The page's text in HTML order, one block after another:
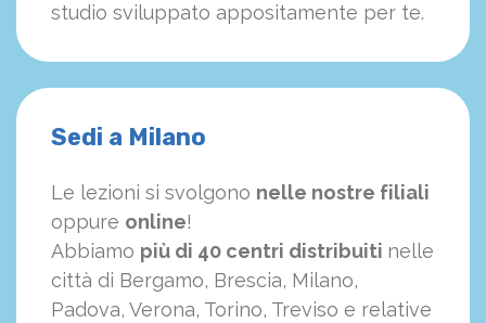
studio sviluppato appositamente per te.
Sedi a Milano
Le lezioni si svolgono nelle nostre filiali
oppure online!
Abbiamo più di 40 centri distribuiti nelle
città di Bergamo, Brescia, Milano,
Padova, Verona, Torino, Treviso e relative